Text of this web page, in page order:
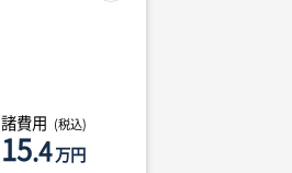
諸費用 (税込)
15.4万円